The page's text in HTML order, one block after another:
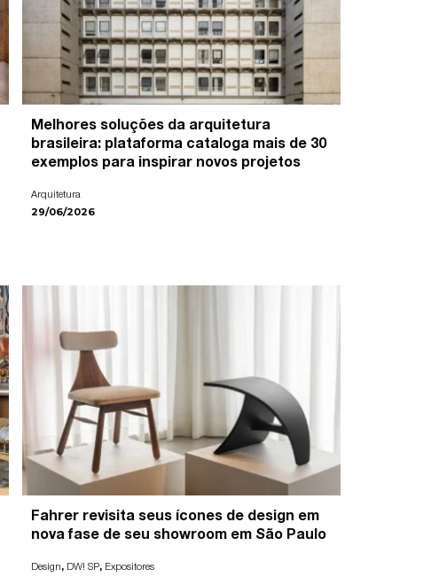
Melhores soluções da arquitetura
brasileira: plataforma cataloga mais de 30
exemplos para inspirar novos projetos
Arquitetura
29/06/2026
Fahrer revisita seus ícones de design em
nova fase de seu showroom em São Paulo
Design, DW! SP, Expositores